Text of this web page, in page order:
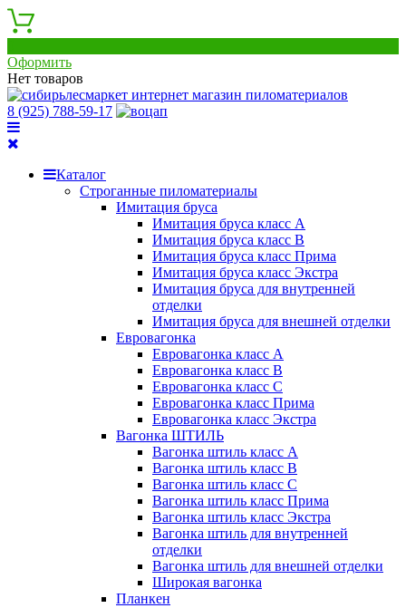
Оформить
Нет товаров
8 (925) 788-59-17
Каталог
Строганные пиломатериалы
Имитация бруса
Имитация бруса класс А
Имитация бруса класс B
Имитация бруса класс Прима
Имитация бруса класс Экстра
Имитация бруса для внутренней
отделки
Имитация бруса для внешней отделки
Евровагонка
Евровагонка класс А
Евровагонка класс B
Евровагонка класс C
Евровагонка класс Прима
Евровагонка класс Экстра
Вагонка ШТИЛЬ
Вагонка штиль класс А
Вагонка штиль класс B
Вагонка штиль класс C
Вагонка штиль класс Прима
Вагонка штиль класс Экстра
Вагонка штиль для внутренней
отделки
Вагонка штиль для внешней отделки
Широкая вагонка
Планкен